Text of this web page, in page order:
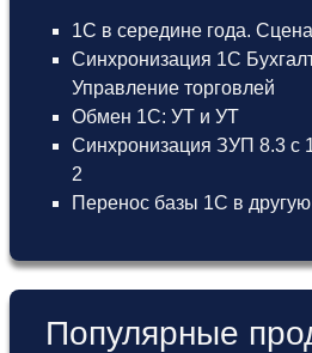
1С в середине года.
Синхронизация 1С
Управление торговлей
Обмен 1С: УТ и УТ
Синхронизация ЗУП 8.3 с
2
Перенос базы 1С в другую
Популярные